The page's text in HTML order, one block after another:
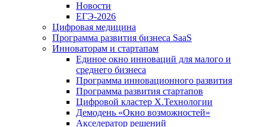
Новости
ЕГЭ-2026
Цифровая медицина
Программа развития бизнеса SaaS
Инноваторам и стартапам
Единое окно инноваций для малого и
среднего бизнеса
Программа инновационного развития
Программа развития стартапов
Цифровой кластер X.Технологии
Демодень «Окно возможностей»
Акселератор решений